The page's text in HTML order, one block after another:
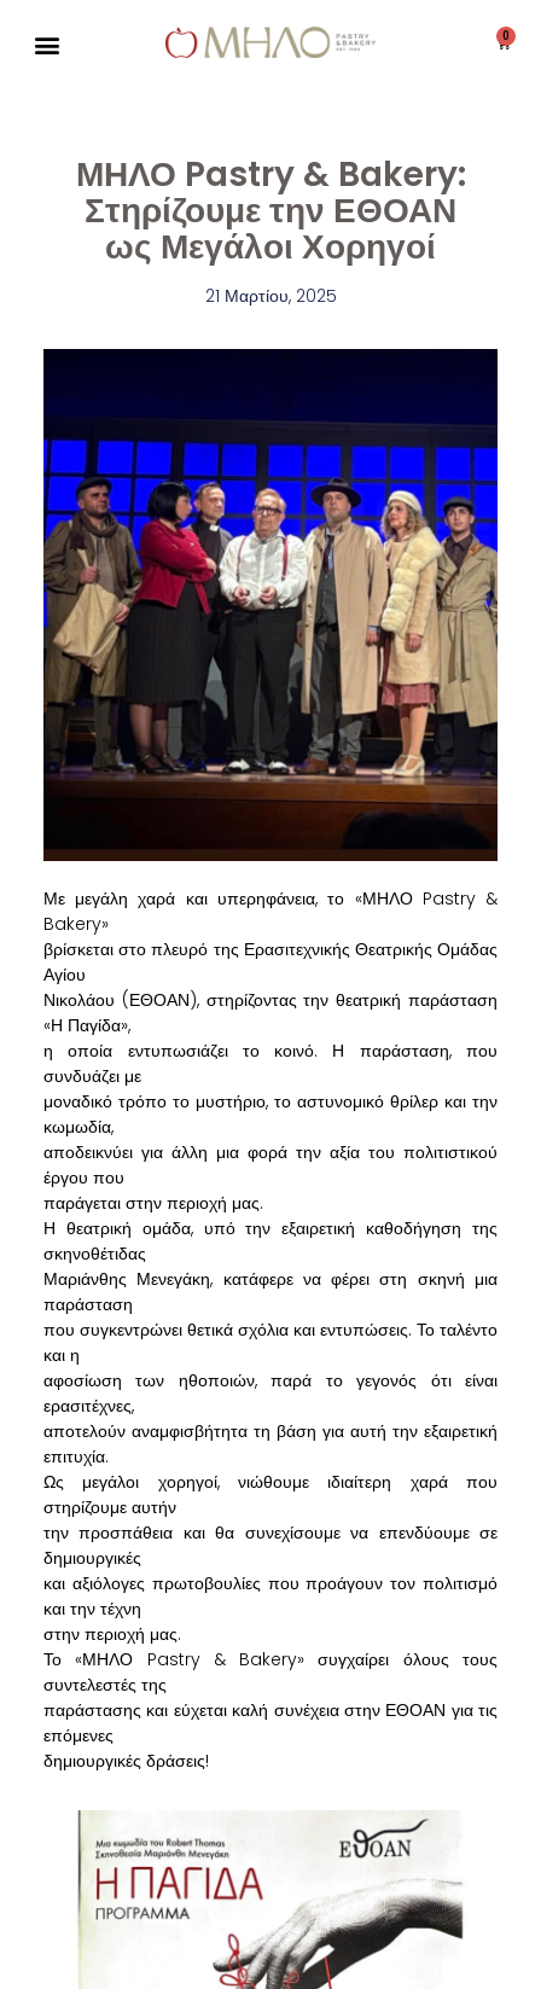
0
ΜΗΛΟ Pastry & Bakery:
Στηρίζουμε την ΕΘΟΑΝ
ως Μεγάλοι Χορηγοί
21 Μαρτίου, 2025
Με μεγάλη χαρά και υπερηφάνεια, το «ΜΗΛΟ Pastry &
Bakery»
βρίσκεται στο πλευρό της Ερασιτεχνικής Θεατρικής Ομάδας
Αγίου
Νικολάου (ΕΘΟΑΝ), στηρίζοντας την θεατρική παράσταση
«Η Παγίδα»,
η οποία εντυπωσιάζει το κοινό. Η παράσταση, που
συνδυάζει με
μοναδικό τρόπο το μυστήριο, το αστυνομικό θρίλερ και την
κωμωδία,
αποδεικνύει για άλλη μια φορά την αξία του πολιτιστικού
έργου που
παράγεται στην περιοχή μας.
Η θεατρική ομάδα, υπό την εξαιρετική καθοδήγηση της
σκηνοθέτιδας
Μαριάνθης Μενεγάκη, κατάφερε να φέρει στη σκηνή μια
παράσταση
που συγκεντρώνει θετικά σχόλια και εντυπώσεις. Το ταλέντο
και η
αφοσίωση των ηθοποιών, παρά το γεγονός ότι είναι
ερασιτέχνες,
αποτελούν αναμφισβήτητα τη βάση για αυτή την εξαιρετική
επιτυχία.
Ως μεγάλοι χορηγοί, νιώθουμε ιδιαίτερη χαρά που
στηρίζουμε αυτήν
την προσπάθεια και θα συνεχίσουμε να επενδύουμε σε
δημιουργικές
και αξιόλογες πρωτοβουλίες που προάγουν τον πολιτισμό
και την τέχνη
στην περιοχή μας.
Το «ΜΗΛΟ Pastry & Bakery» συγχαίρει όλους τους
συντελεστές της
παράστασης και εύχεται καλή συνέχεια στην ΕΘΟΑΝ για τις
επόμενες
δημιουργικές δράσεις!